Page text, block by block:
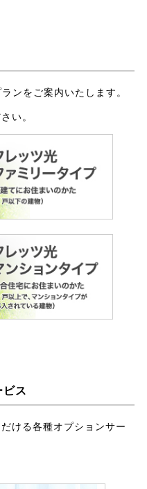
ンをご案内いたします。
い。
ス
ける各種オプションサー